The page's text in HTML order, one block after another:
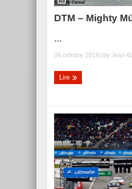
DTM – Mighty
...
06 octobre 2019 | by Jean-
Lire